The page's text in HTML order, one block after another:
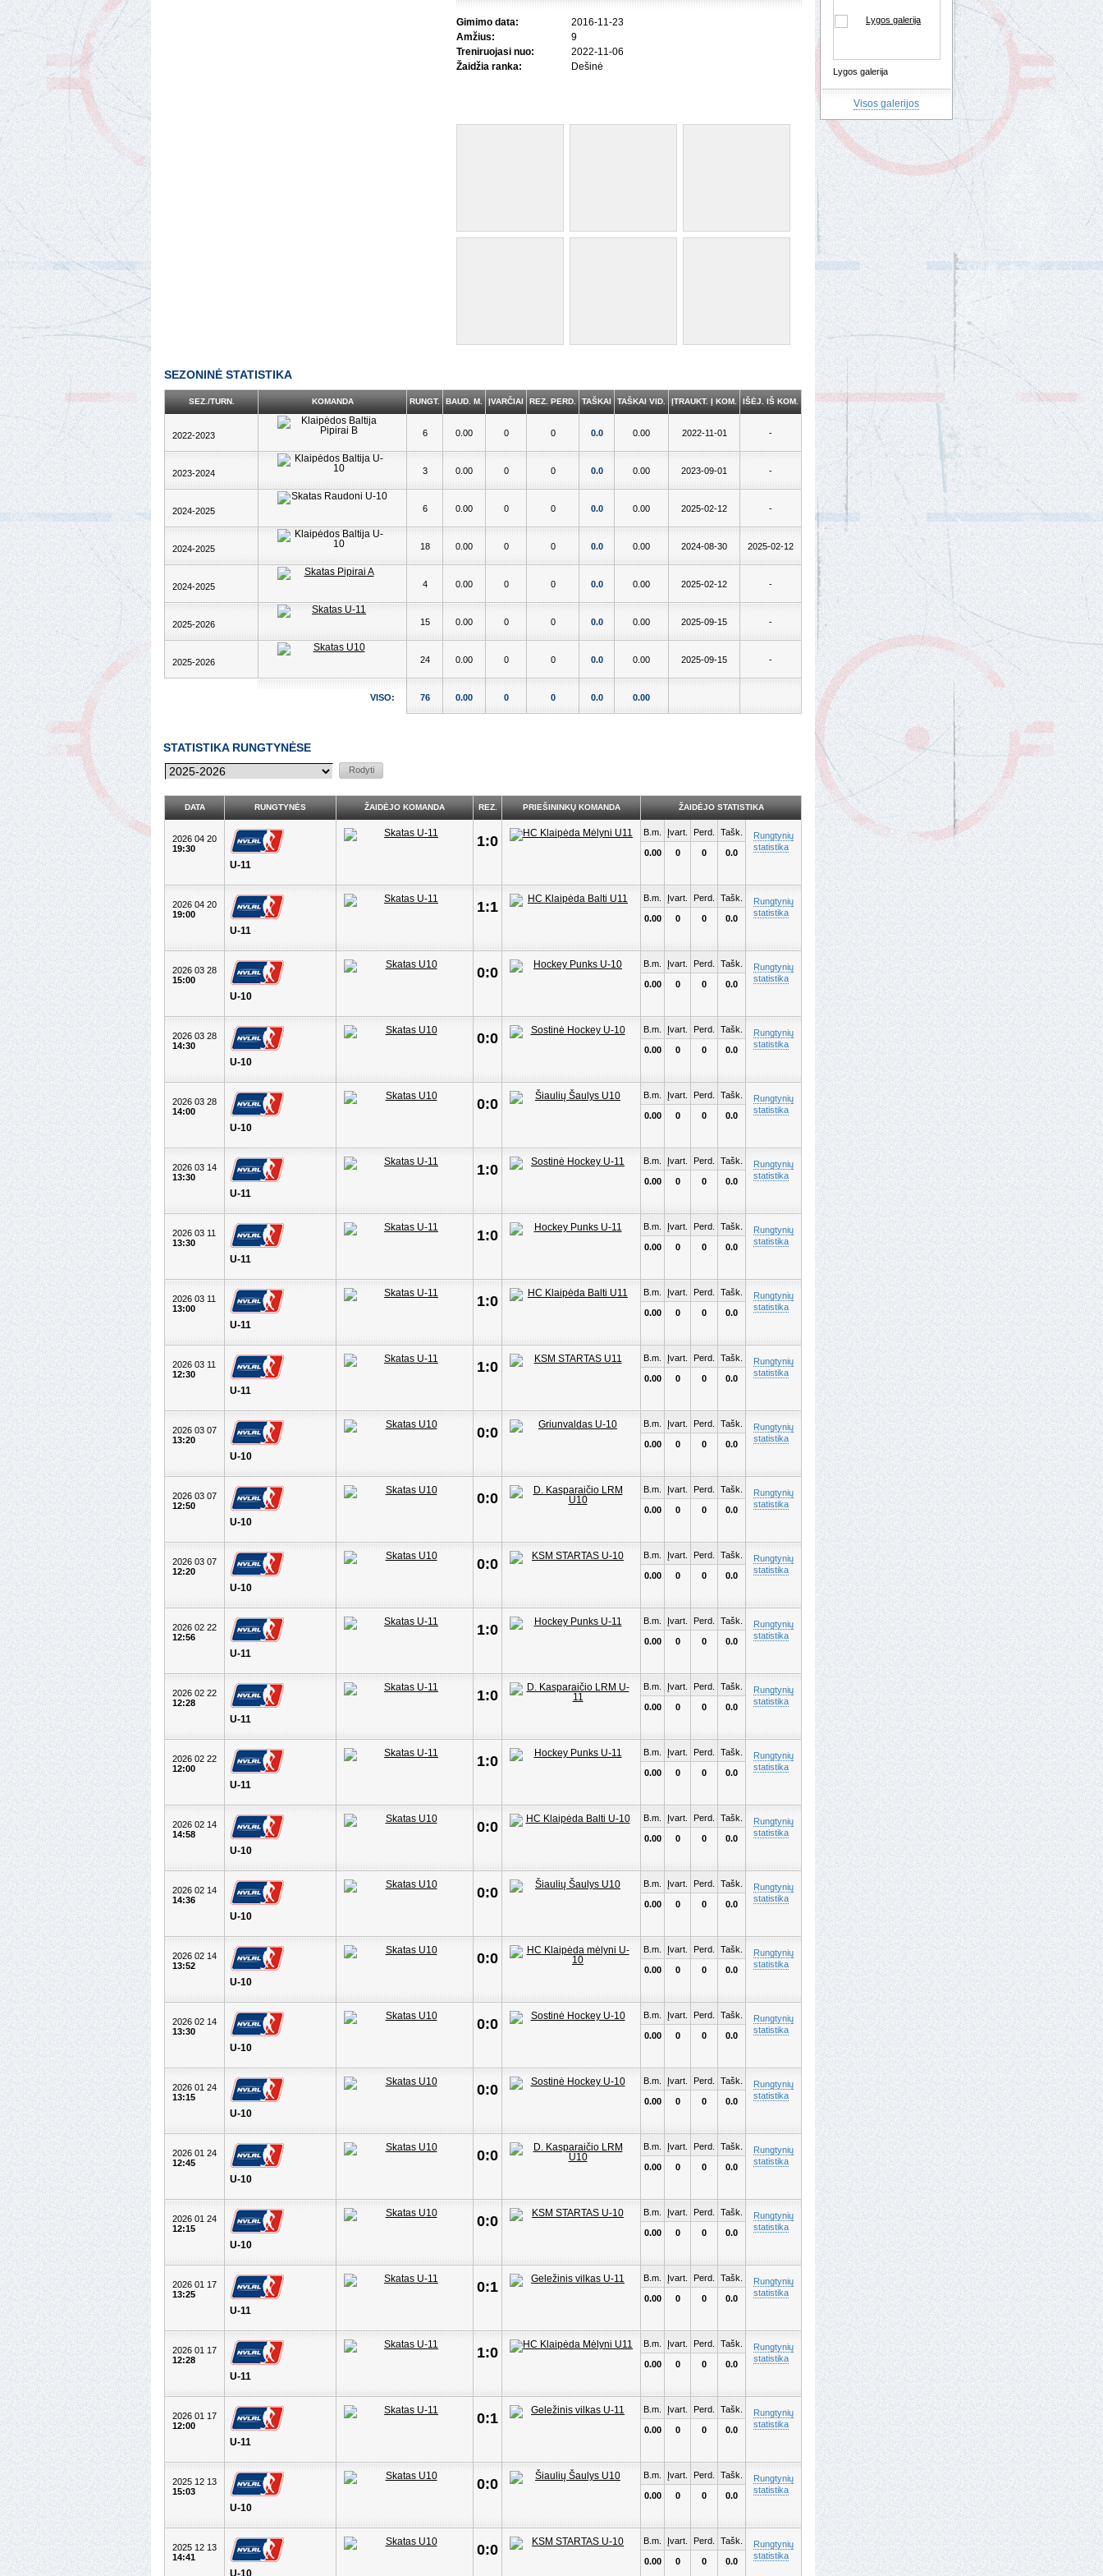
Gimimo data:
2016-11-23
Amžius:
9
Treniruojasi nuo:
2022-11-06
Žaidžia ranka:
Dešinė
SEZONINĖ STATISTIKA
SEZ./TURN. KOMANDA RUNGT. BAUD. M. ĮVARČIAI REZ. PERD. TAŠKAI TAŠKAI VID. ĮTRAUKT. Į KOM. IŠĖJ. IŠ KOM.
2022-2023 6 0.00 0 0 0.0 0.00 2022-11-01 -
2023-2024 3 0.00 0 0 0.0 0.00 2023-09-01 -
2024-2025 6 0.00 0 0 0.0 0.00 2025-02-12 -
2024-2025 18 0.00 0 0 0.0 0.00 2024-08-30 2025-02-12
2024-2025 4 0.00 0 0 0.0 0.00 2025-02-12 -
2025-2026 15 0.00 0 0 0.0 0.00 2025-09-15 -
2025-2026 24 0.00 0 0 0.0 0.00 2025-09-15 -
VISO: 76 0.00 0 0 0.0 0.00
STATISTIKA RUNGTYNĖSE
DATA RUNGTYNĖS ŽAIDĖJO KOMANDA REZ. PRIEŠININKŲ KOMANDA ŽAIDĖJO STATISTIKA
2026 04 20
19:30
U-11
1:0
B.m.
0.00
Įvart.
0
Perd.
0
Tašk.
0.0
Rungtynių
statistika
2026 04 20
19:00
U-11
1:1
B.m.
0.00
Įvart.
0
Perd.
0
Tašk.
0.0
Rungtynių
statistika
2026 03 28
15:00
U-10
0:0
B.m.
0.00
Įvart.
0
Perd.
0
Tašk.
0.0
Rungtynių
statistika
2026 03 28
14:30
U-10
0:0
B.m.
0.00
Įvart.
0
Perd.
0
Tašk.
0.0
Rungtynių
statistika
2026 03 28
14:00
U-10
0:0
B.m.
0.00
Įvart.
0
Perd.
0
Tašk.
0.0
Rungtynių
statistika
2026 03 14
13:30
U-11
1:0
B.m.
0.00
Įvart.
0
Perd.
0
Tašk.
0.0
Rungtynių
statistika
2026 03 11
13:30
U-11
1:0
B.m.
0.00
Įvart.
0
Perd.
0
Tašk.
0.0
Rungtynių
statistika
2026 03 11
13:00
U-11
1:0
B.m.
0.00
Įvart.
0
Perd.
0
Tašk.
0.0
Rungtynių
statistika
2026 03 11
12:30
U-11
1:0
B.m.
0.00
Įvart.
0
Perd.
0
Tašk.
0.0
Rungtynių
statistika
2026 03 07
13:20
U-10
0:0
B.m.
0.00
Įvart.
0
Perd.
0
Tašk.
0.0
Rungtynių
statistika
2026 03 07
12:50
U-10
0:0
B.m.
0.00
Įvart.
0
Perd.
0
Tašk.
0.0
Rungtynių
statistika
2026 03 07
12:20
U-10
0:0
B.m.
0.00
Įvart.
0
Perd.
0
Tašk.
0.0
Rungtynių
statistika
2026 02 22
12:56
U-11
1:0
B.m.
0.00
Įvart.
0
Perd.
0
Tašk.
0.0
Rungtynių
statistika
2026 02 22
12:28
U-11
1:0
B.m.
0.00
Įvart.
0
Perd.
0
Tašk.
0.0
Rungtynių
statistika
2026 02 22
12:00
U-11
1:0
B.m.
0.00
Įvart.
0
Perd.
0
Tašk.
0.0
Rungtynių
statistika
2026 02 14
14:58
U-10
0:0
B.m.
0.00
Įvart.
0
Perd.
0
Tašk.
0.0
Rungtynių
statistika
2026 02 14
14:36
U-10
0:0
B.m.
0.00
Įvart.
0
Perd.
0
Tašk.
0.0
Rungtynių
statistika
2026 02 14
13:52
U-10
0:0
B.m.
0.00
Įvart.
0
Perd.
0
Tašk.
0.0
Rungtynių
statistika
2026 02 14
13:30
U-10
0:0
B.m.
0.00
Įvart.
0
Perd.
0
Tašk.
0.0
Rungtynių
statistika
2026 01 24
13:15
U-10
0:0
B.m.
0.00
Įvart.
0
Perd.
0
Tašk.
0.0
Rungtynių
statistika
2026 01 24
12:45
U-10
0:0
B.m.
0.00
Įvart.
0
Perd.
0
Tašk.
0.0
Rungtynių
statistika
2026 01 24
12:15
U-10
0:0
B.m.
0.00
Įvart.
0
Perd.
0
Tašk.
0.0
Rungtynių
statistika
2026 01 17
13:25
U-11
0:1
B.m.
0.00
Įvart.
0
Perd.
0
Tašk.
0.0
Rungtynių
statistika
2026 01 17
12:28
U-11
1:0
B.m.
0.00
Įvart.
0
Perd.
0
Tašk.
0.0
Rungtynių
statistika
2026 01 17
12:00
U-11
0:1
B.m.
0.00
Įvart.
0
Perd.
0
Tašk.
0.0
Rungtynių
statistika
2025 12 13
15:03
U-10
0:0
B.m.
0.00
Įvart.
0
Perd.
0
Tašk.
0.0
Rungtynių
statistika
2025 12 13
14:41
U-10
0:0
B.m.
0.00
Įvart.
0
Perd.
0
Tašk.
0.0
Rungtynių
statistika
Lygos galerija
Visos galerijos